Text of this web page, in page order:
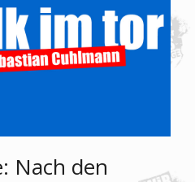
Nach den